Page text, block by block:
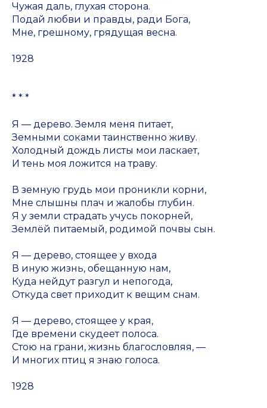
Чужая даль, глухая сторона.
Подай любви и правды, ради Бога,
Мне, грешному, грядущая весна.
1928
* * *
Я — дерево. Земля меня питает,
Земными соками таинственно живу.
Холодный дождь листы мои ласкает,
И тень моя ложится на траву.
В земную грудь мои проникли корни,
Мне слышны плач и жалобы глубин.
Я у земли страдать учусь покорней,
Землёй питаемый, родимой почвы сын.
Я — дерево, стоящее у входа
В иную жизнь, обещанную нам,
Куда нейдут разгул и непогода,
Откуда свет приходит к вещим снам.
Я — дерево, стоящее у края,
Где времени скудеет полоса.
Стою на грани, жизнь благословляя, —
И многих птиц я знаю голоса.
1928